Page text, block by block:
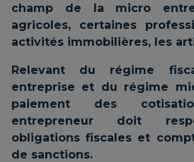
champ de la micro
agricoles, certaines
activités immobilières, les
Relevant du régime
entreprise et du régime
paiement des
entrepreneur doit
obligations fiscales et
de sanctions.